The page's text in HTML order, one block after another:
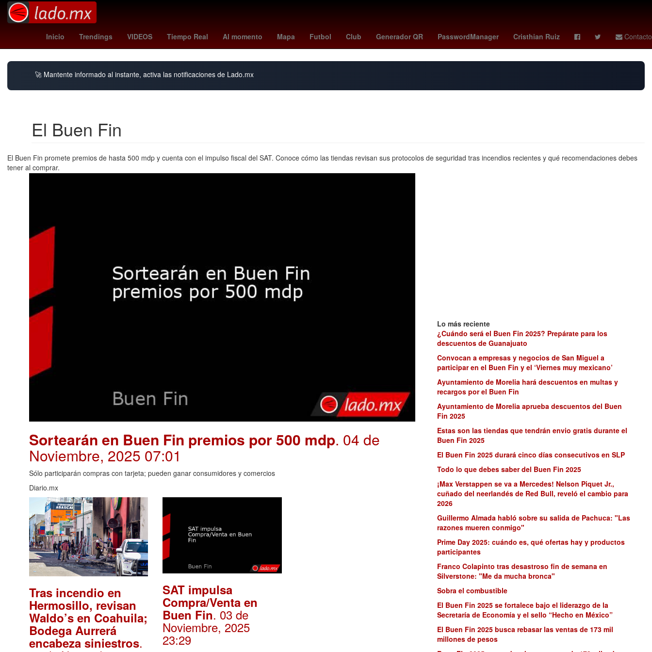
Inicio Trendings VIDEOS Tiempo Real Al momento Mapa Futbol Club Generador QR PasswordManager Cristhian Ruiz Contacto
benfica - auckland city Star Wars Venezolanos Chihuahua Desalojo México Canadá Colombia Oficina de la Presidencia de la República Tierra
🚀 Mantente informado al instante, activa las notificaciones de Lado.mx
El Buen Fin
El Buen Fin promete premios de hasta 500 mdp y cuenta con el impulso fiscal del SAT. Conoce cómo las tiendas revisan sus protocolos de seguridad tras incendios recientes y qué recomendaciones debes
tener al comprar.
Sortearán en Buen Fin premios por 500 mdp. 04 de
Noviembre, 2025 07:01
Sólo participarán compras con tarjeta; pueden ganar consumidores y comercios
Diario.mx
Tras incendio en
Hermosillo, revisan
Waldo’s en Coahuila;
Bodega Aurrerá
encabeza siniestros.
SAT impulsa
Compra/Venta en
Buen Fin. 03 de
Noviembre, 2025
23:29
Lo más reciente
¿Cuándo será el Buen Fin 2025? Prepárate para los
descuentos de Guanajuato
Convocan a empresas y negocios de San Miguel a
participar en el Buen Fin y el ‘Viernes muy mexicano’
Ayuntamiento de Morelia hará descuentos en multas y
recargos por el Buen Fin
Ayuntamiento de Morelia aprueba descuentos del Buen
Fin 2025
Estas son las tiendas que tendrán envio gratis durante el
Buen Fin 2025
El Buen Fin 2025 durará cinco días consecutivos en SLP
Todo lo que debes saber del Buen Fin 2025
¡Max Verstappen se va a Mercedes! Nelson Piquet Jr.,
cuñado del neerlandés de Red Bull, reveló el cambio para
2026
Guillermo Almada habló sobre su salida de Pachuca: "Las
razones mueren conmigo"
Prime Day 2025: cuándo es, qué ofertas hay y productos
participantes
Franco Colapinto tras desastroso fin de semana en
Silverstone: "Me da mucha bronca"
Sobra el combustible
El Buen Fin 2025 se fortalece bajo el liderazgo de la
Secretaría de Economía y el sello “Hecho en México”
El Buen Fin 2025 busca rebasar las ventas de 173 mil
millones de pesos